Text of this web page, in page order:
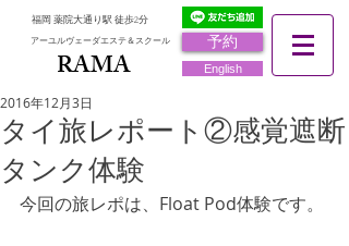
予約
福岡 薬院大通り駅 徒歩2分
アーユルヴェーダエステ＆スクール
RAMA English
タイ旅レポート②感覚遮断
タンク体験
2016年12月3日
今回の旅レポは、Float Pod体験です。